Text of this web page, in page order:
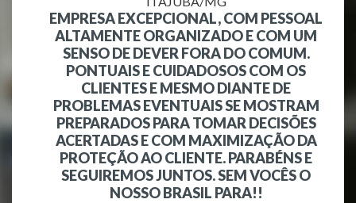
EMPRESA EXCEPCIONAL, COM PESSOAL
ALTAMENTE ORGANIZADO E COM UM
SENSO DE DEVER FORA DO COMUM.
PONTUAIS E CUIDADOSOS COM OS
CLIENTES E MESMO DIANTE DE
PROBLEMAS EVENTUAIS SE MOSTRAM
PREPARADOS PARA TOMAR DECISÕES
ACERTADAS E COM MAXIMIZAÇÃO DA
PROTEÇÃO AO CLIENTE. PARABÉNS E
SEGUIREMOS JUNTOS. SEM VOCÊS O
NOSSO BRASIL PARA!!